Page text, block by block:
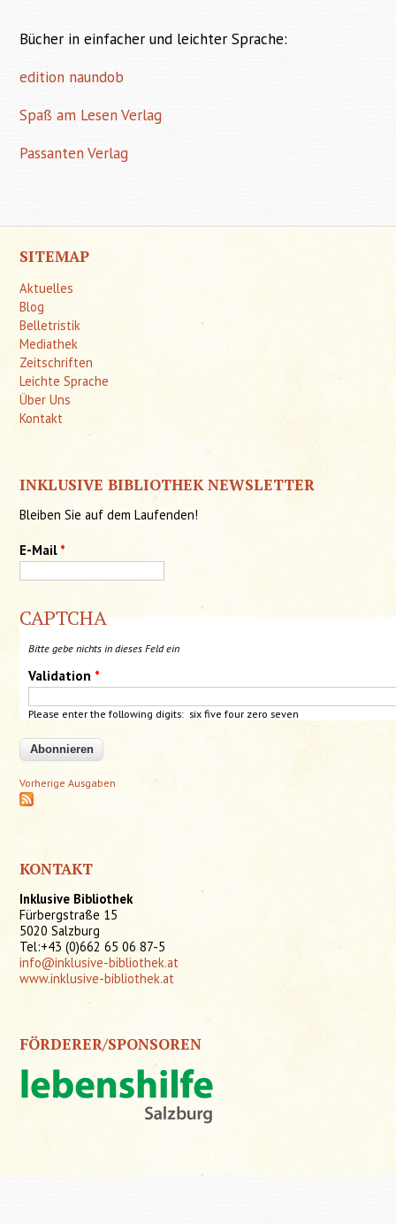
Bücher in einfacher und leichter Sprache:
edition naundob
Spaß am Lesen Verlag
Passanten Verlag
SITEMAP
Aktuelles
Blog
Belletristik
Mediathek
Zeitschriften
Leichte Sprache
Über Uns
Kontakt
INKLUSIVE BIBLIOTHEK NEWSLETTER
Bleiben Sie auf dem Laufenden!
E-Mail *
CAPTCHA
Bitte gebe nichts in dieses Feld ein
Validation *
Please enter the following digits: six five four zero seven
Vorherige Ausgaben
KONTAKT
Inklusive Bibliothek
Fürbergstraße 15
5020 Salzburg
Tel:+43 (0)662 65 06 87-5
info@inklusive-bibliothek.at
www.inklusive-bibliothek.at
FÖRDERER/SPONSOREN